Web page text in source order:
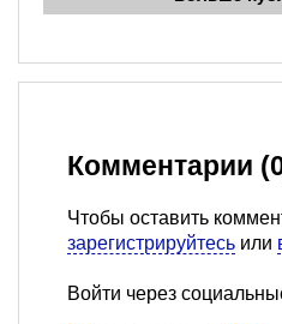
Комментарии
Чтобы оставить
зарегистрируйтесь или
Войти через